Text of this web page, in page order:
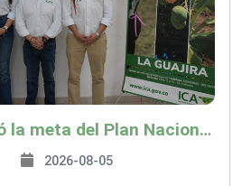
ICA superó la meta del Plan Nacional de Desarrollo y abrió 61 mercados internacionales
2026-08-05